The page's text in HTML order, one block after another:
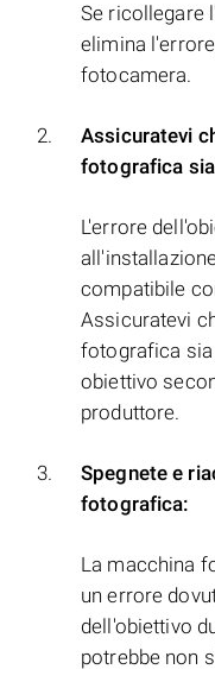
Se ricollegare
elimina
fotocamera.
Assicuratevi
fotografica
L'errore
compatibile
Assicuratevi
fotografica
obiettivo
produttore.
Spegnete e
fotografica:
La macchina
un errore
dell'obiettivo
potrebbe non